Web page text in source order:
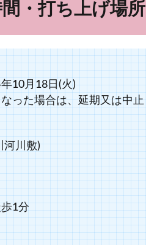
・打ち上げ場所
10月18日(火)
った場合は、延期又は中止
河川敷)
1分